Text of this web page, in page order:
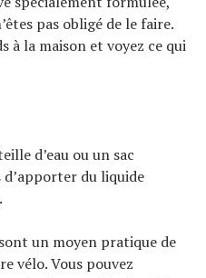
pas obligé de le faire.
à la maison et voyez ce qui
d’eau ou un sac
d’apporter du liquide
un moyen pratique de
vélo. Vous pouvez